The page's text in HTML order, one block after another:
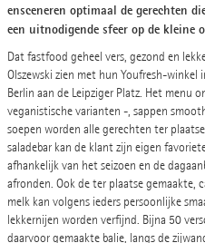
ensceneren optimaal de gerechten
een uitnodigende sfeer op de kleine
Dat fastfood geheel vers, gezond en
Olszewski zien met hun Youfresh-
Berlin aan de Leipziger Platz. Het menu
veganistische varianten -, sappen
soepen worden alle gerechten ter
saladebar kan de klant zijn eigen
afhankelijk van het seizoen en de
afronden. Ook de ter plaatse gemaakte,
melk kan volgens ieders persoonlijke
lekkernijen worden verfijnd. Bijna 50
daarvoor gemaakte balie, langs de